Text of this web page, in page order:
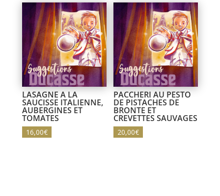
LASAGNE A LA
SAUCISSE ITALIENNE,
AUBERGINES ET
TOMATES
16,00€
PACCHERI AU PESTO
DE PISTACHES DE
BRONTE ET
CREVETTES SAUVAGES
20,00€